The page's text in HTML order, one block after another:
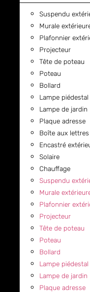
Suspendu
Murale
Plafonnier
Projecteur
Tête de poteau
Poteau
Bollard
Lampe piédestal
Lampe de jardin
Plaque adresse
Boîte aux lettres
Encastré
Solaire
Chauffage
Suspendu
Murale
Plafonnier
Projecteur
Tête de poteau
Poteau
Bollard
Lampe piédestal
Lampe de jardin
Plaque adresse